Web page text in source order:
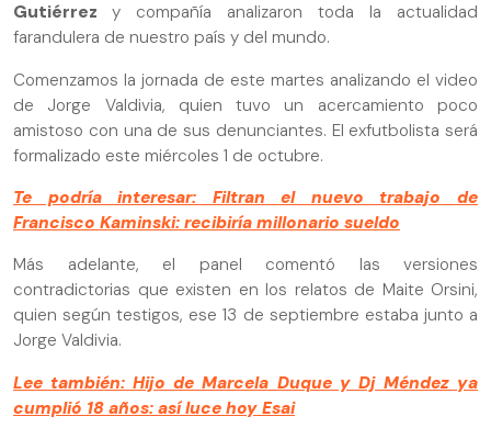
Gutiérrez y compañía analizaron toda la actualidad
farandulera de nuestro país y del mundo.
Comenzamos la jornada de este martes analizando el video
de Jorge Valdivia, quien tuvo un acercamiento poco
amistoso con una de sus denunciantes. El exfutbolista será
formalizado este miércoles 1 de octubre.
Te podría interesar: Filtran el nuevo trabajo de
Francisco Kaminski: recibiría millonario sueldo
Más adelante, el panel comentó las versiones
contradictorias que existen en los relatos de Maite Orsini,
quien según testigos, ese 13 de septiembre estaba junto a
Jorge Valdivia.
Lee también: Hijo de Marcela Duque y Dj Méndez ya
cumplió 18 años: así luce hoy Esai